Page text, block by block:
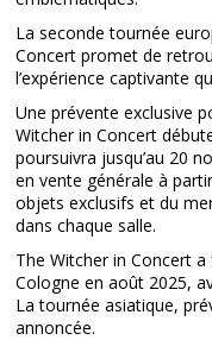
La seconde tournée
Concert promet de
l’expérience captivante
Une prévente exclusive
Witcher in Concert
poursuivra jusqu’au 20
en vente générale à
objets exclusifs et du
dans chaque salle.
The Witcher in Concert
Cologne en août 2025,
La tournée asiatique,
annoncée.